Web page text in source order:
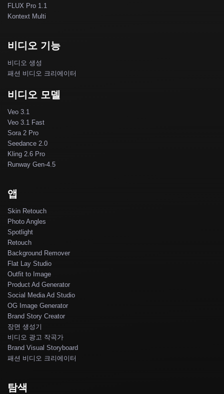
FLUX Pro 1.1
Kontext Multi
비디오 기능
비디오 생성
패션 비디오 크리에이터
비디오 모델
Veo 3.1
Veo 3.1 Fast
Sora 2 Pro
Seedance 2.0
Kling 2.6 Pro
Runway Gen-4.5
앱
Skin Retouch
Photo Angles
Spotlight
Retouch
Background Remover
Flat Lay Studio
Outfit to Image
Product Ad Generator
Social Media Ad Studio
OG Image Generator
Brand Story Creator
장면 생성기
비디오 광고 작곡가
Brand Visual Storyboard
패션 비디오 크리에이터
탐색